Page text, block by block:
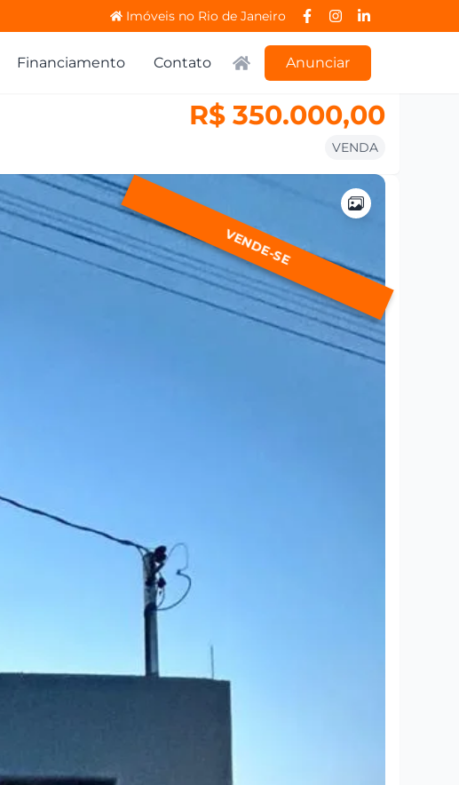
Imóveis no Rio de Janeiro
Financiamento Contato Anunciar
R$ 350.000,00
VENDA
VENDE-SE